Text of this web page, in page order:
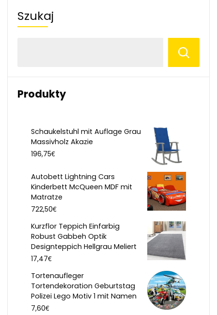
Szukaj
Produkty
Schaukelstuhl mit Auflage Grau
Massivholz Akazie
196,75€
Autobett Lightning Cars
Kinderbett McQueen MDF mit
Matratze
722,50€
Kurzflor Teppich Einfarbig
Robust Gabbeh Optik
Designteppich Hellgrau Meliert
17,47€
Tortenaufleger
Tortendekoration Geburtstag
Polizei Lego Motiv 1 mit Namen
7,60€